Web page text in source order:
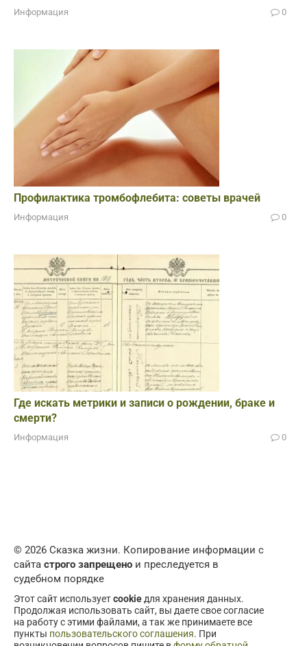
Информация 0
Профилактика тромбофлебита: советы врачей
Информация 0
Где искать метрики и записи о рождении, браке и
смерти?
Информация 0
© 2026 Сказка жизни. Копирование информации с
сайта строго запрещено и преследуется в
судебном порядке
Этот сайт используетcookie для хранения данных.
Продолжая использовать сайт, вы даете свое согласие
на работу с этими файлами, а так же принимаете все
пункты пользовательского соглашения. При